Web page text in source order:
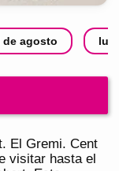
de agosto
El Gremi. Cent
visitar hasta el